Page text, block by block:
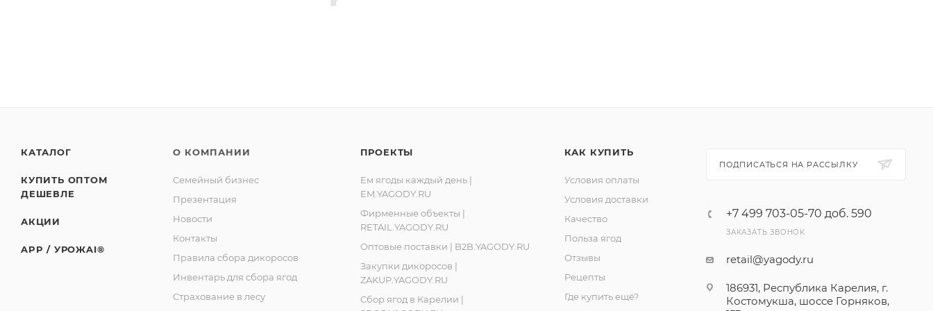
КАТАЛОГ
КУПИТЬ ОПТОМ
ДЕШЕВЛЕ
АКЦИИ
APP / УРОЖAI®
О КОМПАНИИ
Семейный бизнес
Презентация
Новости
Контакты
Правила сбора дикоросов
Инвентарь для сбора ягод
Страхование в лесу
ПРОЕКТЫ
Ем ягоды каждый день |
EM.YAGODY.RU
Фирменные объекты |
RETAIL.YAGODY.RU
Оптовые поставки | B2B.YAGODY.RU
Закупки дикоросов |
ZAKUP.YAGODY.RU
Сбор ягод в Карелии |
КАК КУПИТЬ
Условия оплаты
Условия доставки
Качество
Польза ягод
Отзывы
Рецепты
Где купить ещё?
ПОДПИСАТЬСЯ НА РАССЫЛКУ
+7 499 703-05-70 доб. 590
ЗАКАЗАТЬ ЗВОНОК
retail@yagody.ru
186931, Республика Карелия, г.
Костомукша, шоссе Горняков,